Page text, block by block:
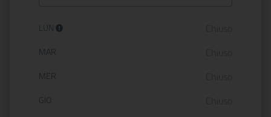
Orario di apertura:
LUN
MAR
MER
GIO